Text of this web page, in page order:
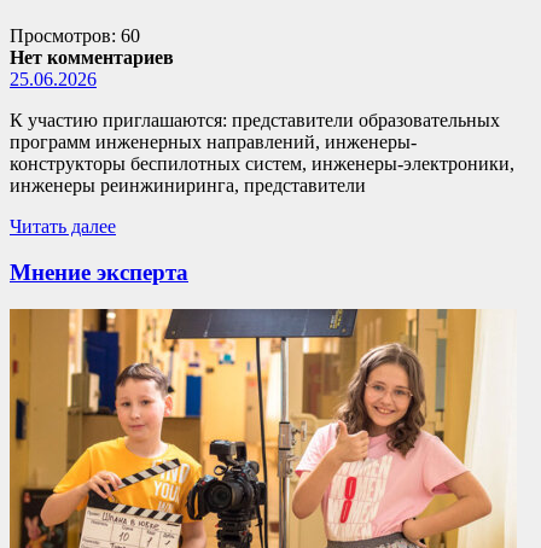
Просмотров: 60
Нет комментариев
25.06.2026
К участию приглашаются: представители образовательных
программ инженерных направлений, инженеры-
конструкторы беспилотных систем, инженеры-электроники,
инженеры реинжиниринга, представители
Читать далее
Мнение эксперта